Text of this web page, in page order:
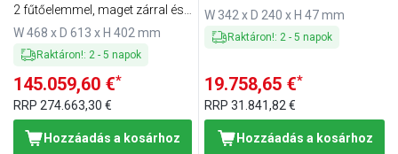
2 fűtőelemmel, maget zárral és
csatlakozókábellel együtt
W 468 x D 613 x H 402 mm
Raktáron!: 2 - 5 napok
145.059,60 €*
RRP 274.663,30 €
Hozzáadás a kosárhoz
W 342 x D 240 x H 47 mm
Raktáron!: 2 -5 napok
19.758,65 €*
RRP31.841,82 €
Hozzáadás a kosárhoz